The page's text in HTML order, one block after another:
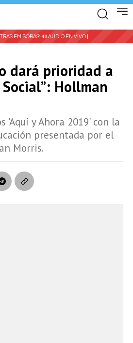
EMISORAS: 🔊 AUDIO EN VIVO |
dará prioridad a
Hollman
'Aquí y Ahora 2019' con la
presentada por el
Morris.